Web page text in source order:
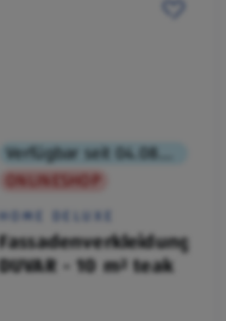
ONLINESHOP
HOME DELUXE
Fassadenverkleidung
DUVAR - 10 m² teak